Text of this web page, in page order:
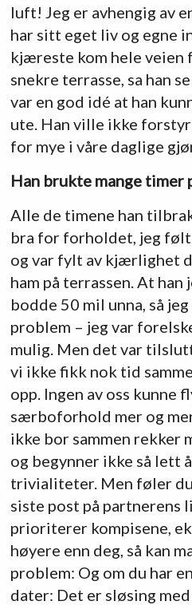
luft! Jeg er avhengig av
har sitt eget liv og egne
kjæreste kom hele veien
snekre terrasse, sa han
var en god idé at han
ute. Han ville ikke
for mye i våre daglige
Han brukte mange timer
Alle de timene han
bra for forholdet, jeg
og var fylt av kjærlighet
ham på terrassen. At
bodde 50 mil unna, så
problem – jeg var
mulig. Men det var
vi ikke fikk nok tid
opp. Ingen av oss kunne
særboforhold mer og
ikke bor sammen rekker
og begynner ikke så lett
trivialiteter. Men føler
siste post på partnerens
prioriterer kompisene,
høyere enn deg, så kan
problem: Og om du har
dater: Det er sløsing